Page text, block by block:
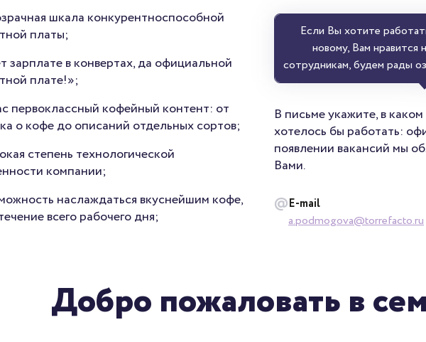
шкала конкурентноспособной
платы;
зарплате в конвертах, да официальной
плате!»;
первоклассный кофейный контент: от
о кофе до описаний отдельных сортов;
степень технологической
компании;
наслаждаться вкуснейшим кофе,
всего рабочего дня;
Если Вы хотите
новому, Вам
сотрудникам, будем рады
В письме укажите, в
хотелось бы работать:
появлении вакансий мы
Вами.
E-mail
a.podmogova@torrefacto.ru
Добро пожаловать в